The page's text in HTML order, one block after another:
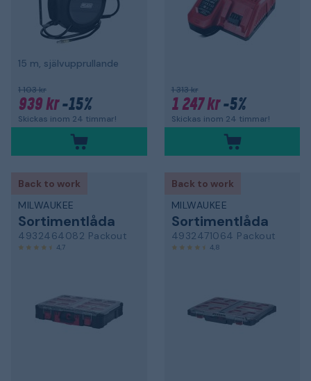
15 m, självupprullande
1 103 kr
939 kr-15%
Skickas inom 24 timmar!
1 313 kr
1 247 kr-5%
Skickas inom 24 timmar!
Back to work
MILWAUKEE
Sortimentlåda
4932464082 Packout
4,7
Back to work
MILWAUKEE
Sortimentlåda
4932471064 Packout
4,8